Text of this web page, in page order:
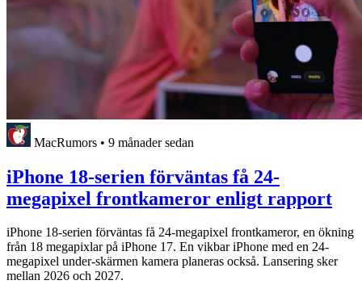
MacRumors • 9 månader sedan
iPhone 18-serien förväntas få 24-
megapixel frontkameror enligt rapport
iPhone 18-serien förväntas få 24-megapixel frontkameror, en ökning
från 18 megapixlar på iPhone 17. En vikbar iPhone med en 24-
megapixel under-skärmen kamera planeras också. Lansering sker
mellan 2026 och 2027.